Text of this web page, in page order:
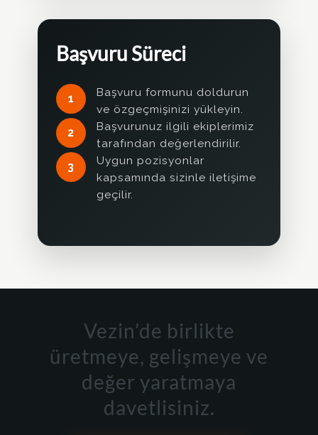
Başvuru Süreci
1
Başvuru formunu doldurun
ve özgeçmişinizi yükleyin.
2
Başvurunuz ilgili ekiplerimiz
tarafından değerlendirilir.
3
Uygun pozisyonlar
kapsamında sizinle iletişime
geçilir.
Vezin’de birlikte
üretmeye, gelişmeye ve
değer yaratmaya
davetlisiniz.